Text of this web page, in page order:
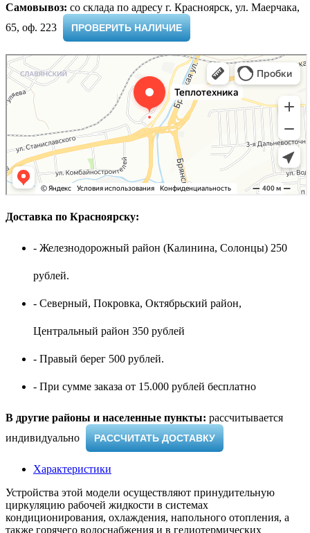
Самовывоз: cо склада по адресу г. Красноярск, ул. Маерчака,
65, оф. 223 ​
ПРОВЕРИТЬ НАЛИЧИЕ
Доставка по Красноярску:
- Железнодорожный район (Калинина, Солонцы) 250
рублей.
- Северный, Покровка, Октябрьский район,
Центральный район 350 рублей
- Правый берег 500 рублей.
- При сумме заказа от 15.000 рублей бесплатно
В другие районы и населенные пункты: рассчитывается
индивидуально ​
РАССЧИТАТЬ ДОСТАВКУ
Характеристики
Устройства этой модели осуществляют принудительную
циркуляцию рабочей жидкости в системах
кондиционирования, охлаждения, напольного отопления, а
также горячего водоснабжения и в гелиотермических